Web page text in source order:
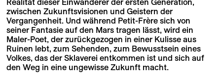
Realität dieser Einwanderer der ersten Generation,
zwischen Zukunftsvisionen und Geistern der
Vergangenheit. Und während Petit-Frère sich von
seiner Fantasie auf den Mars tragen lässt, wird ein
Maler-Poet, der zurückgezogen in einer Kulisse aus
Ruinen lebt, zum Sehenden, zum Bewusstsein eines
Volkes, das der Sklaverei entkommen ist und sich auf
den Weg in eine ungewisse Zukunft macht.